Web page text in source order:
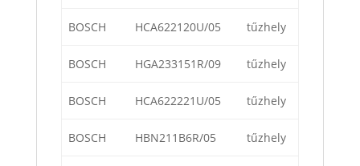
BOSCH HCA622120U/05 tűzhely
BOSCH HGA233151R/09 tűzhely
BOSCH HCA622221U/05 tűzhely
BOSCH HBN211B6R/05 tűzhely